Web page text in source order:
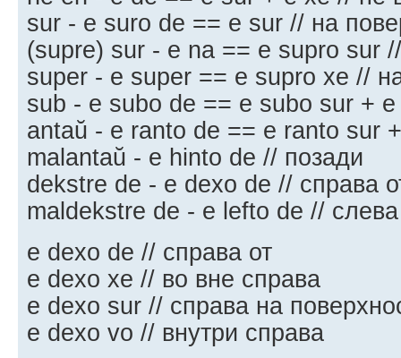
sur - e suro de == e sur // на
(supre) sur - e na == e supro sur
super - e super == e supro xe //
sub - e subo de == e subo sur +
antaŭ - e ranto de == e ranto sur
malantaŭ - e hinto de // позади
dekstre de - e dexo de // справа
maldekstre de - e lefto de // слева
e dexo de // справа от
e dexo xe // во вне справа
e dexo sur // справа на
e dexo vo // внутри справа